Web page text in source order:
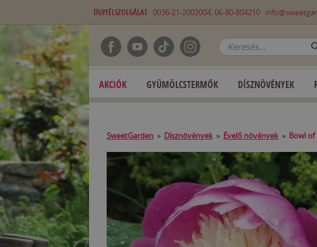
ÜGYFÉLSZOLGÁLAT 0036-21-2002004, 06-80-804210
AKCIÓK GYÜMÖLCSTERMŐK DÍSZNÖVÉNYEK
SweetGarden » Dísznövények » Évelő növények » Bowl of